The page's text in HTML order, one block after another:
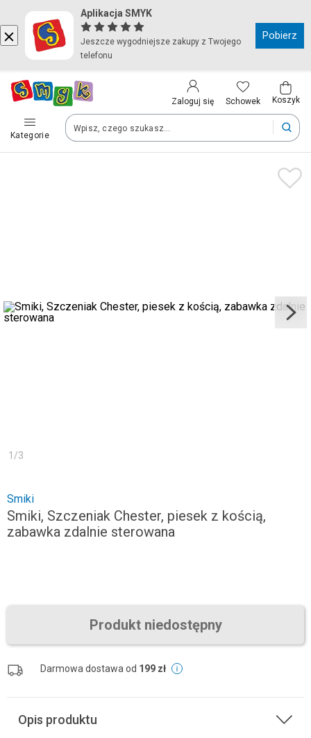
Aplikacja SMYK
Jeszcze wygodniejsze zakupy z Twojego
telefonu
Pobierz
Zaloguj się Schowek Koszyk
Kategorie
Kraj i język
Polska (Poland)
Twoje zamówienia dostarczymy na teren wybranego kraju.
Zapisz
1 /3
Smiki
Smiki, Szczeniak Chester, piesek z kością,
zabawka zdalnie sterowana
Produkt niedostępny
Darmowa dostawa od 199 zł
Opis produktu